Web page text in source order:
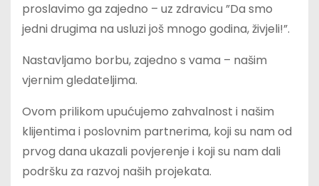
proslavimo ga zajedno – uz zdravicu ”Da smo
jedni drugima na usluzi još mnogo godina, živjeli!”.
Nastavljamo borbu, zajedno s vama – našim
vjernim gledateljima.
Ovom prilikom upućujemo zahvalnost i našim
klijentima i poslovnim partnerima, koji su nam od
prvog dana ukazali povjerenje i koji su nam dali
podršku za razvoj naših projekata.